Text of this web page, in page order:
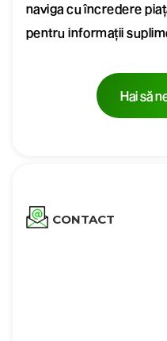
naviga cu încredere
pentru informații
Hai să
CONTACT